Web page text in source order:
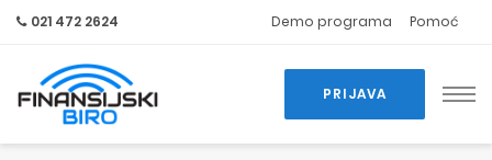
021 472 2624 Demo programa Pomoć
PRIJAVA